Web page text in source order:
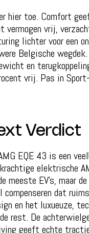
hier toe. Comfort
vermogen vrij,
lichter voor een
Belgische
en
vrij. Pas in
Verdict
EQE 43 is een
elektrische
meeste EV's, maar
compenseren dat
en het luxueuze,
rest. De
geeft echte